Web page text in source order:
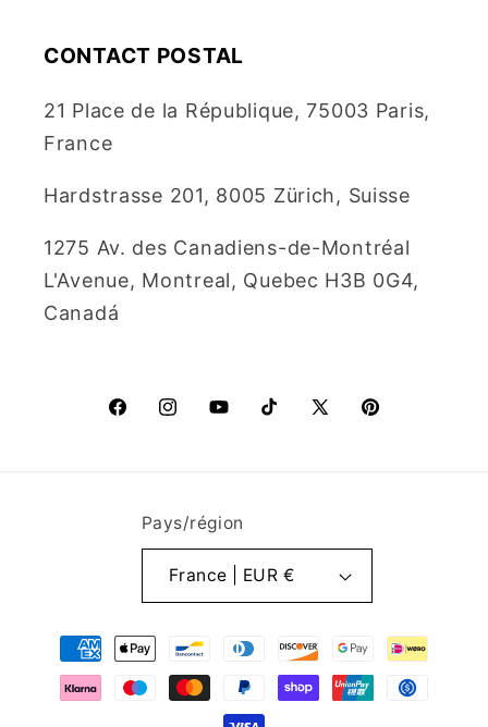
CONTACT POSTAL
21 Place de la République, 75003 Paris,
France
Hardstrasse 201, 8005 Zürich, Suisse
1275 Av. des Canadiens-de-Montréal
L'Avenue, Montreal, Quebec H3B 0G4,
Canadá
FacebookInstagramYouTubeTikTokX
Pinterest
Pays/région
France | EUR €
Moyens
de
paiement